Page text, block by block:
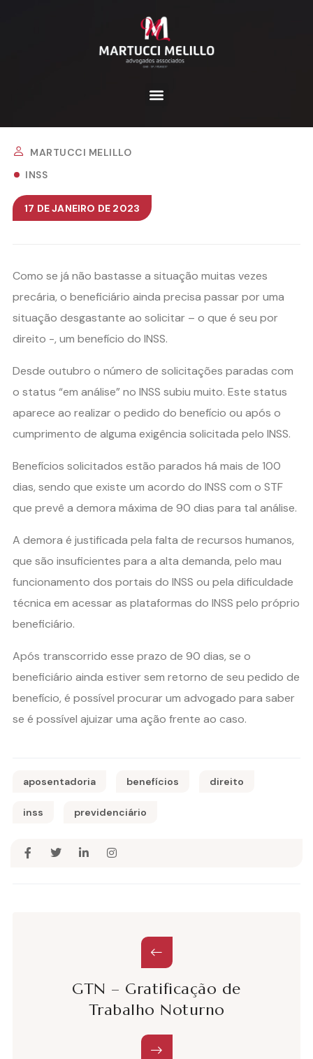
MARTUCCI MELILLO
INSS
17 DE JANEIRO DE 2023
Como se já não bastasse a situação muitas vezes
precária, o beneficiário ainda precisa passar por uma
situação desgastante ao solicitar – o que é seu por
direito -, um benefício do INSS.
Desde outubro o número de solicitações paradas com
o status “em análise” no INSS subiu muito. Este status
aparece ao realizar o pedido do benefício ou após o
cumprimento de alguma exigência solicitada pelo INSS.
Benefícios solicitados estão parados há mais de 100
dias, sendo que existe um acordo do INSS com o STF
que prevê a demora máxima de 90 dias para tal análise.
A demora é justificada pela falta de recursos humanos,
que são insuficientes para a alta demanda, pelo mau
funcionamento dos portais do INSS ou pela dificuldade
técnica em acessar as plataformas do INSS pelo próprio
beneficiário.
Após transcorrido esse prazo de 90 dias, se o
beneficiário ainda estiver sem retorno de seu pedido de
benefício, é possível procurar um advogado para saber
se é possível ajuizar uma ação frente ao caso.
aposentadoria benefícios direito
inss previdenciário
GTN – Gratificação de
Trabalho Noturno